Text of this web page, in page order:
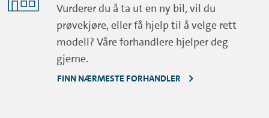
Vurderer du å ta ut en ny bil, vil du
prøvekjøre, eller få hjelp til å velge rett
modell? Våre forhandlere hjelper deg
gjerne.
FINN NÆRMESTE FORHANDLER